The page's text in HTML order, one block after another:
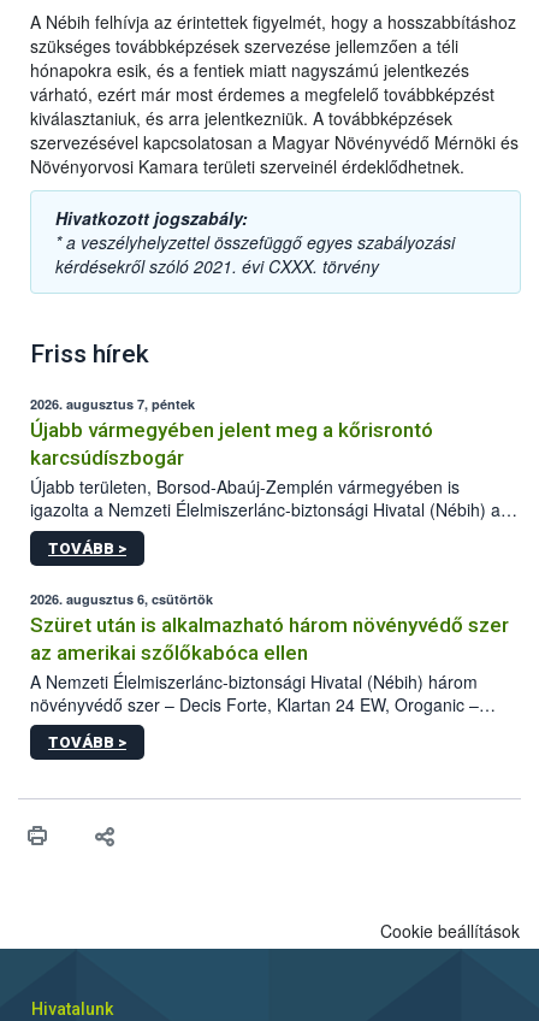
A Nébih felhívja az érintettek figyelmét, hogy a hosszabbításhoz
szükséges továbbképzések szervezése jellemzően a téli
hónapokra esik, és a fentiek miatt nagyszámú jelentkezés
várható, ezért már most érdemes a megfelelő továbbképzést
kiválasztaniuk, és arra jelentkezniük. A továbbképzések
szervezésével kapcsolatosan a Magyar Növényvédő Mérnöki és
Növényorvosi Kamara területi szerveinél érdeklődhetnek.
Hivatkozott jogszabály:
* a veszélyhelyzettel összefüggő egyes szabályozási
kérdésekről szóló 2021. évi CXXX. törvény
Friss hírek
2026. augusztus 7, péntek
Újabb vármegyében jelent meg a kőrisrontó
karcsúdíszbogár
Újabb területen, Borsod-Abaúj-Zemplén vármegyében is
igazolta a Nemzeti Élelmiszerlánc-biztonsági Hivatal (Nébih) a
kőrisrontó karcsúdíszbogár (Agrilus planipennis) jelenlétét. A
kártevőt nem csak színcsapdában találták meg, de már fertőzött
az intenzív felderítést, emellett az intézkedéseket a szlovák
hatósággal is összehangolják a terjedés megállítása érdekében.
TOVÁBB >
2026. augusztus 6, csütörtök
Szüret után is alkalmazható három növényvédő szer
az amerikai szőlőkabóca ellen
A Nemzeti Élelmiszerlánc-biztonsági Hivatal (Nébih) három
növényvédő szer – Decis Forte, Klartan 24 EW, Oroganic –
engedélyokiratát módosította, így azok a szüretet követően,
egészen a vesszőérettség (BBCH 91) stádiumáig
érésű szőlőkben is legyen lehetőség a károsító elleni további
felhasználók számára is elérhető és ökológiai termesztésben is
TOVÁBB >
Cookie beállítások
Hivatalunk